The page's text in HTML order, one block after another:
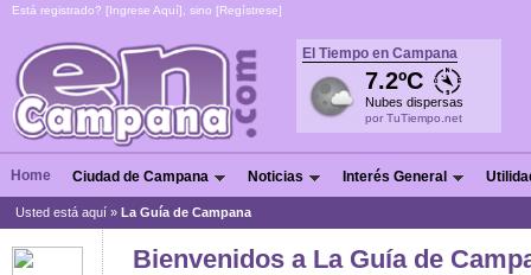
Está registrado? [Ingrese Aquí], sino [Regístrese]
El Tiempo en Campana
7.2ºC
Nubes dispersas
por TuTiempo.net
Home Ciudad de Campana Noticias Interés General
Usted está aquí » La Guía de Campana
Bienvenidos a La Guía de